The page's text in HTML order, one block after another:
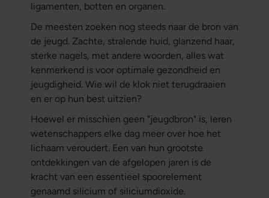
ligamenten, botten en organen.
De meesten zoeken nog steeds naar de bron van
de jeugd. Zachte, stralende huid, glanzend haar,
sterke nagels, met andere woorden, alles wat
kenmerkend is voor optimale gezondheid en
jeugdigheid. Wie wil de klok niet terugdraaien
en er op hun best uitzien?
Hoewel er misschien geen "jeugdbron" is, leren
wetenschappers elke dag meer over hoe het
lichaam veroudert. Een van hun grootste
ontdekkingen van de afgelopen jaren is de
kracht van een essentieel spoorelement
genaamd silicium of siliciumdioxide.